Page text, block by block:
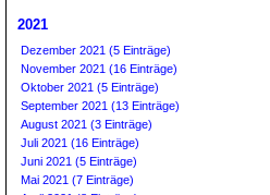
2021
Dezember 2021 (5 Einträge)
November 2021 (16 Einträge)
Oktober 2021 (5 Einträge)
September 2021 (13 Einträge)
August 2021 (3 Einträge)
Juli 2021 (16 Einträge)
Juni 2021 (5 Einträge)
Mai 2021 (7 Einträge)